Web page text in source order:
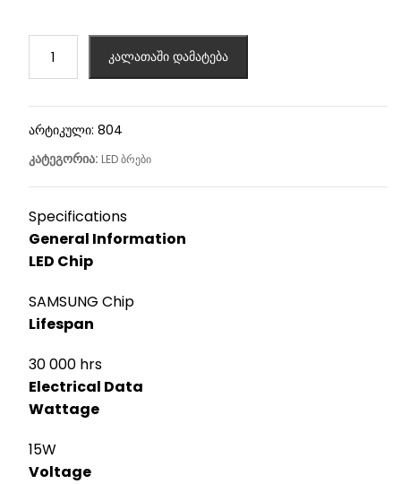
კალათაში დამატება
არტიკული: 804
კატეგორია: LED ბრები
Specifications
General Information
LED Chip
SAMSUNG Chip
Lifespan
30 000 hrs
Electrical Data
Wattage
15W
Voltage